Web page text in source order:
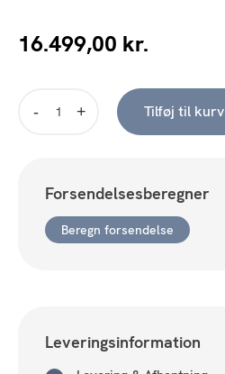
16.499,00 kr.
Tilføj til kurv
Forsendelsesberegner
Beregn forsendelse
Leveringsinformation